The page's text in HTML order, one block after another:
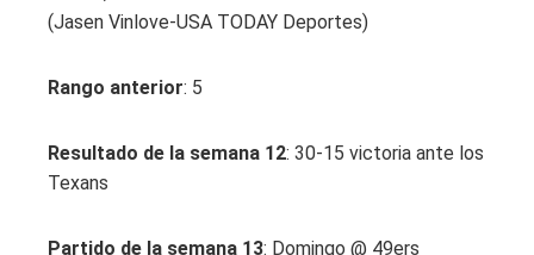
(Jasen Vinlove-USA TODAY Deportes)
Rango anterior: 5
Resultado de la semana 12: 30-15 victoria ante los
Texans
Partido de la semana 13: Domingo @ 49ers